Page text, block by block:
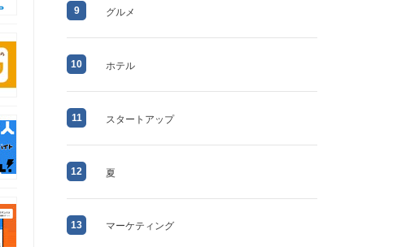
9 グルメ
10 ホテル
11 スタートアップ
12 夏
13 マーケティング